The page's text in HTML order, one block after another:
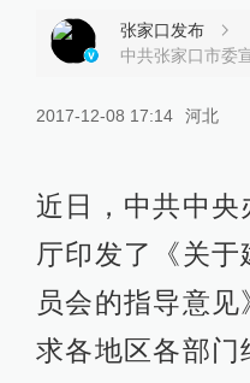
张家口发布
中共张家口市委
2017-12-08 17:14 河北
近日，中共中央
厅印发了《关
员会的指导意
求各地区各部门